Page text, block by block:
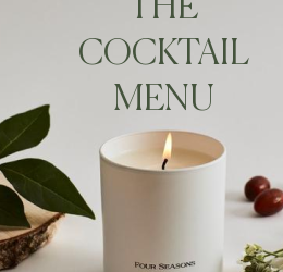
THE
COCKTAIL
MENU